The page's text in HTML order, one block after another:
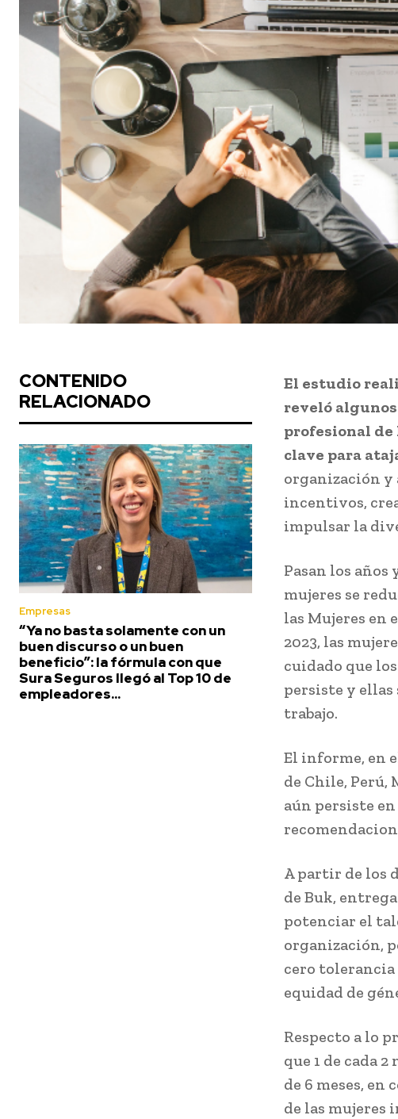
CONTENIDO
RELACIONADO
Empresas
“Ya no basta solamente con un
buen discurso o un buen
beneficio”: la fórmula con que
Sura Seguros llegó al Top 10 de
empleadores...
El estudio
reveló
profesional de
clave para
organización y
incentivos,
impulsar la
Pasan los
mujeres se
las Mujeres en
2023, las
cuidado que
persiste y ellas
trabajo.
El informe, en
de Chile, Perú,
aún persiste
A partir de los
de Buk,
potenciar el
organización,
cero tolerancia
equidad de
Respecto a lo
que 1 de cada
de 6 meses, en
de las mujeres